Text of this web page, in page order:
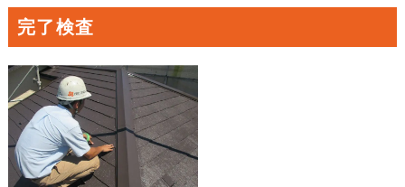
完了検査